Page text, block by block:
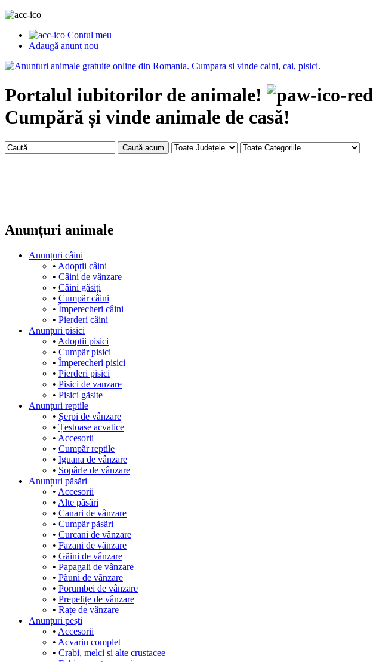
Contul meu
Adaugă anunț nou
Portalul iubitorilor de animale!
Cumpără și vinde animale de casă!
Anunțuri animale
Anunțuri câini
• Adopții câini
• Câini de vânzare
• Câini gãsiți
• Cumpãr câini
• Împerecheri câini
• Pierderi câini
Anunțuri pisici
• Adoptii pisici
• Cumpãr pisici
• Împerecheri pisici
• Pierderi pisici
• Pisici de vanzare
• Pisici gãsite
Anunțuri reptile
• Șerpi de vânzare
• Țestoase acvatice
• Accesorii
• Cumpãr reptile
• Iguana de vânzare
• Sopârle de vânzare
Anunțuri păsări
• Accesorii
• Alte pãsãri
• Canari de vânzare
• Cumpãr pãsãri
• Curcani de vânzare
• Fazani de vãnzare
• Gãini de vânzare
• Papagali de vânzare
• Pãuni de vãnzare
• Porumbei de vânzare
• Prepelițe de vânzare
• Rațe de vânzare
Anunțuri pești
• Accesorii
• Acvariu complet
• Crabi, melci și alte crustacee